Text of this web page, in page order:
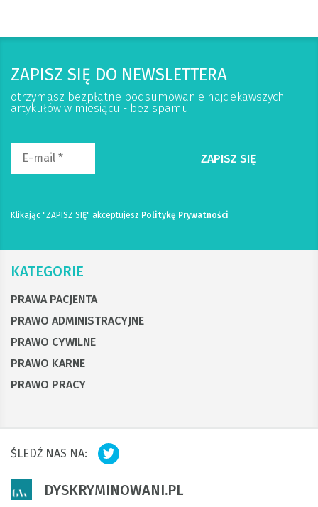
ZAPISZ SIĘ DO NEWSLETTERA
otrzymasz bezpłatne podsumowanie najciekawszych
artykułów w miesiącu - bez spamu
Klikając "ZAPISZ SIĘ" akceptujesz Politykę Prywatności
KATEGORIE
PRAWA PACJENTA
PRAWO ADMINISTRACYJNE
PRAWO CYWILNE
PRAWO KARNE
PRAWO PRACY
DYSKRYMINOWANI.PL
ŚLEDŹ NAS NA: